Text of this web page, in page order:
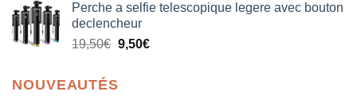
Perche a selfie telescopique legere avec bouton
declencheur
19,50€ 9,50€
NOUVEAUTÉS